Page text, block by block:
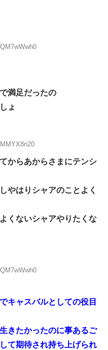
満足だったの
ょ
からあからさまにテンシ
やはりシャアのことよく
くないシャアやりたくな
キャスバルとしての役目
きたかったのに事あるご
て期待され持ち上げられ